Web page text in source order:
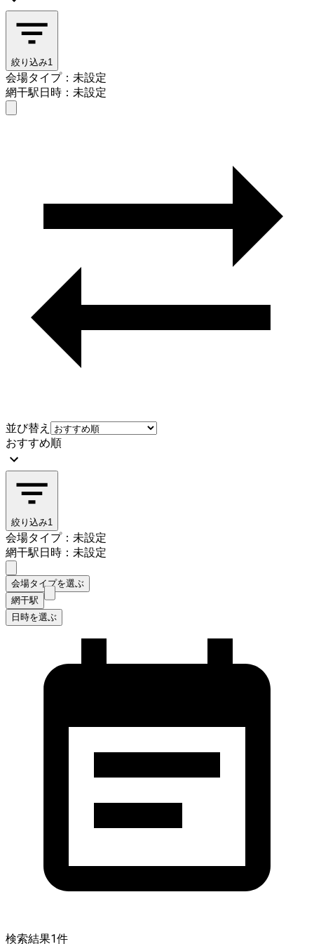
絞り込み1
会場タイプ：未設定
網干駅日時：未設定
並び替え
おすすめ順
絞り込み1
会場タイプ：未設定
網干駅日時：未設定
会場タイプを選ぶ
網干駅
日時を選ぶ
検索結果1件